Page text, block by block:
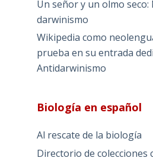
Un señor y un olmo seco:
darwinismo
Wikipedia como
prueba en su entrada
Antidarwinismo
Biología en español
Al rescate de la biología
Directorio de colecciones